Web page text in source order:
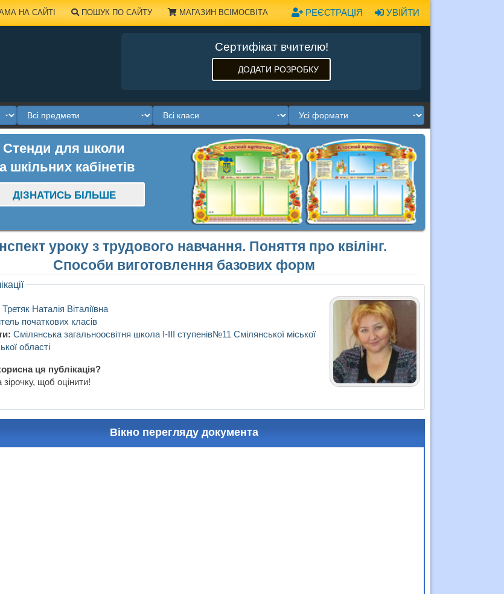
УВІЙТИ
РЕЄСТРАЦІЯ
НА САЙТІ ПОШУК ПО САЙТУ МАГАЗИН ВСІМОСВІТА
Сертифікат вчителю!
ДОДАТИ РОЗРОБКУ
Стенди для школи
шкільних кабінетів
ДІЗНАТИСЬ БІЛЬШЕ
уроку з трудового навчання. Поняття про квілінг.
Способи виготовлення базових форм
Третяк Наталія Віталіївна
початкових класів
Смілянська загальноосвітня школа І-ІІІ ступенів№11 Смілянської міської
області
ця публікація?
зірочку, щоб оцінити!
Вікно перегляду документа